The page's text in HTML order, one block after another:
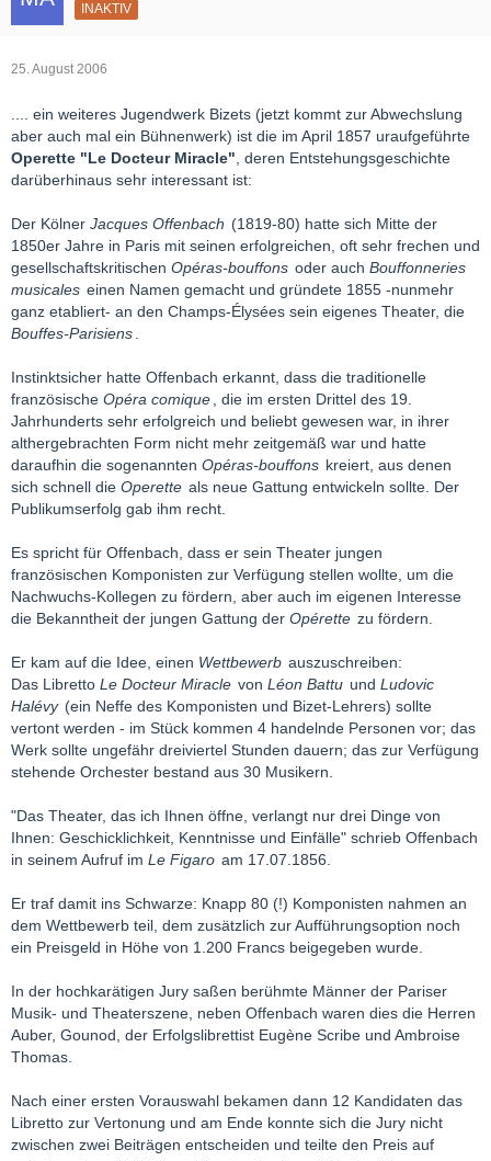
INAKTIV
25. August 2006
.... ein weiteres Jugendwerk Bizets (jetzt kommt zur Abwechslung
aber auch mal ein Bühnenwerk) ist die im April 1857 uraufgeführte
Operette "Le Docteur Miracle" , deren Entstehungsgeschichte
darüberhinaus sehr interessant ist:
Der Kölner Jacques Offenbach (1819-80) hatte sich Mitte der
1850er Jahre in Paris mit seinen erfolgreichen, oft sehr frechen und
gesellschaftskritischen Opéras-bouffons oder auch Bouffonneries
musicales einen Namen gemacht und gründete 1855 -nunmehr
ganz etabliert- an den Champs-Élysées sein eigenes Theater, die
Bouffes-Parisiens
Instinktsicher hatte Offenbach erkannt, dass die traditionelle
französische Opéra comique
, die im ersten Drittel des 19.
Jahrhunderts sehr erfolgreich und beliebt gewesen war, in ihrer
althergebrachten Form nicht mehr zeitgemäß war und hatte
daraufhin die sogenannten Opéras-bouffons kreiert, aus denen
sich schnell die Operette als neue Gattung entwickeln sollte. Der
Publikumserfolg gab ihm recht.
Es spricht für Offenbach, dass er sein Theater jungen
französischen Komponisten zur Verfügung stellen wollte, um die
Nachwuchs-Kollegen zu fördern, aber auch im eigenen Interesse
die Bekanntheit der jungen Gattung der Opérette zu fördern.
Er kam auf die Idee, einen Wettbewerb auszuschreiben:
Das Libretto Le Docteur Miracle von Léon Battu und Ludovic
Halévy (ein Neffe des Komponisten und Bizet-Lehrers) sollte
vertont werden - im Stück kommen 4 handelnde Personen vor; das
Werk sollte ungefähr dreiviertel Stunden dauern; das zur Verfügung
stehende Orchester bestand aus 30 Musikern.
"Das Theater, das ich Ihnen öffne, verlangt nur drei Dinge von
Ihnen: Geschicklichkeit, Kenntnisse und Einfälle" schrieb Offenbach
in seinem Aufruf im Le Figaro am 17.07.1856.
Er traf damit ins Schwarze: Knapp 80 (!) Komponisten nahmen an
dem Wettbewerb teil, dem zusätzlich zur Aufführungsoption noch
ein Preisgeld in Höhe von 1.200 Francs beigegeben wurde.
In der hochkarätigen Jury saßen berühmte Männer der Pariser
Musik- und Theaterszene, neben Offenbach waren dies die Herren
Auber, Gounod, der Erfolgslibrettist Eugène Scribe und Ambroise
Thomas.
Nach einer ersten Vorauswahl bekamen dann 12 Kandidaten das
Libretto zur Vertonung und am Ende konnte sich die Jury nicht
zwischen zwei Beiträgen entscheiden und teilte den Preis auf